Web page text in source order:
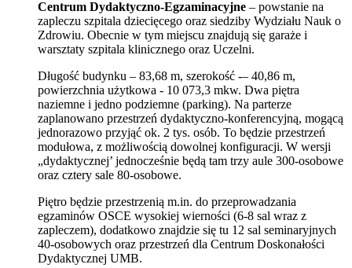
Centrum Dydaktyczno-Egzaminacyjne – powstanie na
zapleczu szpitala dziecięcego oraz siedziby Wydziału Nauk o
Zdrowiu. Obecnie w tym miejscu znajdują się garaże i
warsztaty szpitala klinicznego oraz Uczelni.
Długość budynku – 83,68 m, szerokość -– 40,86 m,
powierzchnia użytkowa - 10 073,3 mkw. Dwa piętra
naziemne i jedno podziemne (parking). Na parterze
zaplanowano przestrzeń dydaktyczno-konferencyjną, mogącą
jednorazowo przyjąć ok. 2 tys. osób. To będzie przestrzeń
modułowa, z możliwością dowolnej konfiguracji. W wersji
„dydaktycznej’ jednocześnie będą tam trzy aule 300-osobowe
oraz cztery sale 80-osobowe.
Piętro będzie przestrzenią m.in. do przeprowadzania
egzaminów OSCE wysokiej wierności (6-8 sal wraz z
zapleczem), dodatkowo znajdzie się tu 12 sal seminaryjnych
40-osobowych oraz przestrzeń dla Centrum Doskonałości
Dydaktycznej UMB.